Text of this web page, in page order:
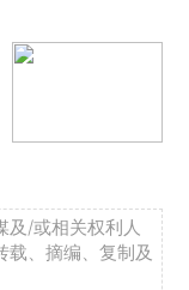
及/或相关权利人
载、摘编、复制及